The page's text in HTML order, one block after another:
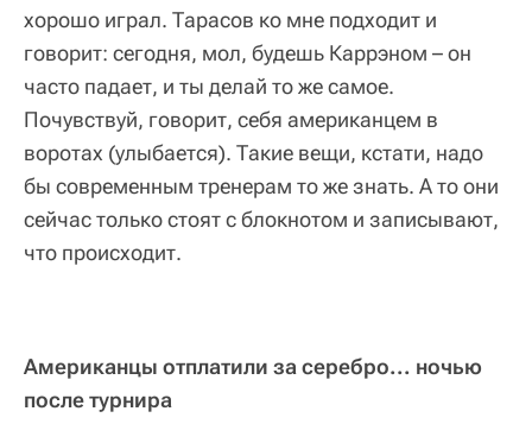
хорошо играл. Тарасов ко мне подходит и
говорит: сегодня, мол, будешь Каррэном – он
часто падает, и ты делай то же самое.
Почувствуй, говорит, себя американцем в
воротах (улыбается). Такие вещи, кстати, надо
бы современным тренерам то же знать. А то они
сейчас только стоят с блокнотом и записывают,
что происходит.
Американцы отплатили за серебро... ночью
после турнира